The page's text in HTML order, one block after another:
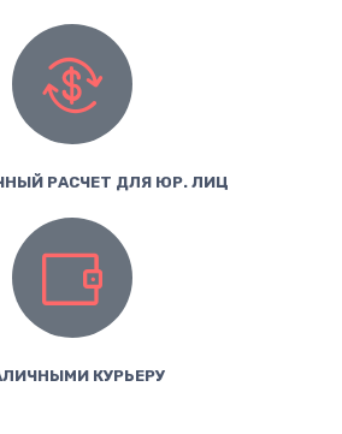
РАСЧЕТ ДЛЯ ЮР. ЛИЦ
КУРЬЕРУ